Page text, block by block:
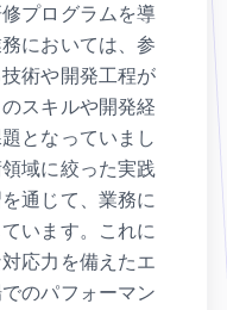
プログラムを導
においては、参
術や開発工程が
スキルや開発経
となっていまし
域に絞った実践
通じて、業務に
います。これに
応力を備えたエ
のパフォーマン